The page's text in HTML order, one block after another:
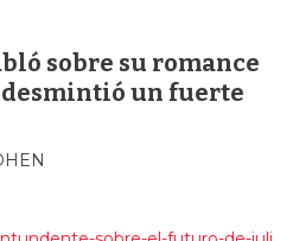
sobre su romance
desmintió un fuerte